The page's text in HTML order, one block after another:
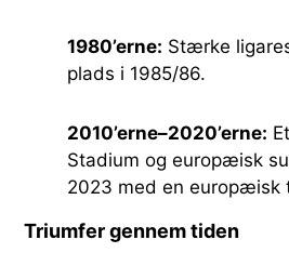
1980’erne: Stærke
plads i 1985/86.
2010’erne–2020’erne:
Stadium og europæisk
2023 med en europæisk
Triumfer gennem tiden